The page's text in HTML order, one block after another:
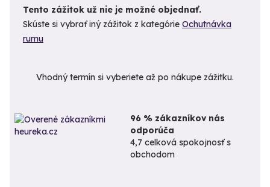
Tento zážitok už nie je možné objednať.
Skúste si vybrať iný zážitok z kategórie Ochutnávka
rumu
Vhodný termín si vyberiete až po nákupe zážitku.
96 % zákazníkov nás
odporúča
4,7 celková spokojnosť s
obchodom